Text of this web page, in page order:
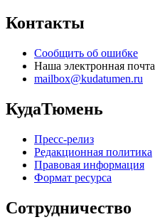
Контакты
Сообщить об ошибке
Наша электронная почта
mailbox@kudatumen.ru
КудаТюмень
Пресс-релиз
Редакционная политика
Правовая информация
Формат ресурса
Сотрудничество